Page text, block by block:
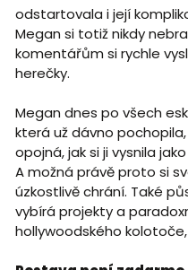
odstartovala i její
Megan si totiž nikdy
komentářům si rychle
herečky.
Megan dnes po všech
která už dávno
opojná, jak si ji vysnila
A možná právě proto si
úzkostlivě chrání. Také
vybírá projekty a
hollywoodského